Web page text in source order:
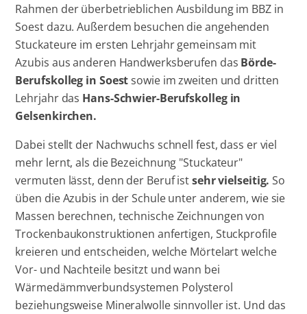
Rahmen der überbetrieblichen Ausbildung im BBZ in
Soest dazu. Außerdem besuchen die angehenden
Stuckateure im ersten Lehrjahr gemeinsam mit
Azubis aus anderen Handwerksberufen das Börde-
Berufskolleg in Soestsowie im zweiten und dritten
Lehrjahr das Hans-Schwier-Berufskolleg in
Gelsenkirchen.
Dabei stellt der Nachwuchs schnell fest, dass er viel
mehr lernt, als die Bezeichnung "Stuckateur"
vermuten lässt, denn der Beruf istsehr vielseitig. So
üben die Azubis in der Schule unter anderem, wie sie
Massen berechnen, technische Zeichnungen von
Trockenbaukonstruktionen anfertigen, Stuckprofile
kreieren und entscheiden, welche Mörtelart welche
Vor- und Nachteile besitzt und wann bei
Wärmedämmverbundsystemen Polysterol
beziehungsweise Mineralwolle sinnvoller ist. Und das